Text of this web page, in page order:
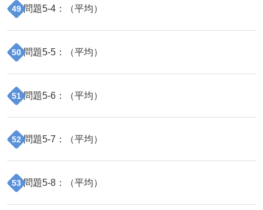
49 問題5-4 ：（平均）
50 問題5-5 ：（平均）
51 問題5-6 ：（平均）
52 問題5-7 ：（平均）
53 問題5-8 ：（平均）